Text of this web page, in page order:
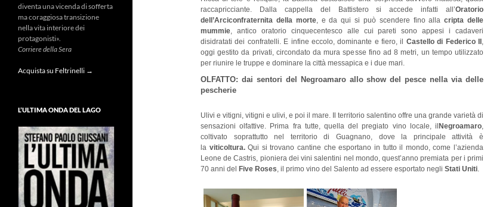
raccapricciante. Dalla cappella del Battistero si accede infatti all’Oratorio
dell’Arciconfraternita della morte, e da qui si può scendere fino alla cripta delle
mummie , antico oratorio cinquecentesco alle cui pareti sono appesi i cadaveri
disidratati dei confratelli. E infine eccolo, dominante e fiero, il Castello di Federico II
oggi gestito da privati, circondato da mura spesse fino ad 8 metri, un tempo utilizzato
per riunire le truppe e dominare la città messapica e i due mari.
OLFATTO: dai sentori del Negroamaro allo show del pesce nella via delle
pescherie
Ulivi e vitigni, vitigni e ulivi, e poi il mare. Il territorio salentino offre una grande varietà di
sensazioni olfattive. Prima fra tutte, quella del pregiato vino locale, ilNegroamaro
coltivato soprattutto nel territorio di Guagnano, dove la principale attività è
la viticoltura.Qui si trovano cantine che esportano in tutto il mondo, come l’azienda
Leone de Castris, pioniera dei vini salentini nel mondo, quest’anno premiata per i primi
70 anni del Five Roses , il primo vino del Salento ad essere esportato negli Stati Uniti
diventa una vicenda di sofferta
ma coraggiosa transizione
nella vita interiore dei
protagonisti».
Corriere della Sera
Acquista su Feltrinelli →
L’ULTIMA ONDA DEL LAGO